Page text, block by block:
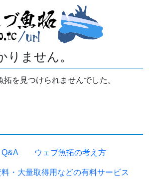
りません。
を見つけられませんでした。
Q&A ウェブ魚拓の考え方
料・大量取得用などの有料サービス